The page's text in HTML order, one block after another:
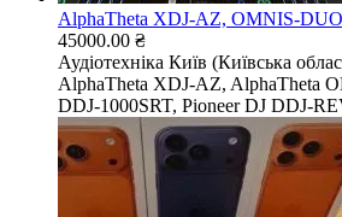
AlphaTheta XDJ-AZ, OMNIS-
45000.00 ₴
Аудіотехніка Київ (Київська
AlphaTheta XDJ-AZ, AlphaTheta
DDJ-1000SRT, Pioneer DJ DDJ-